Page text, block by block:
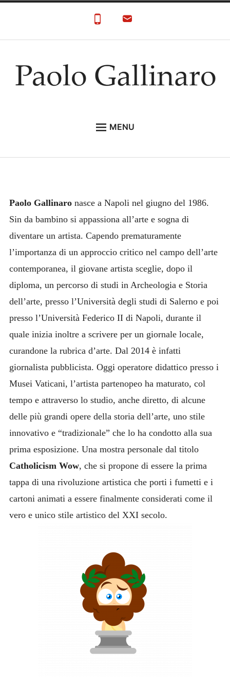
Paolo Gallinaro
MENU
Paolo Gallinaronasce a Napoli nel giugno del 1986.
Sin da bambino si appassiona all’arte e sogna di
diventare un artista. Capendo prematuramente
l’importanza di un approccio critico nel campo dell’arte
contemporanea, il giovane artista sceglie, dopo il
diploma, un percorso di studi in Archeologia e Storia
dell’arte, presso l’Università degli studi di Salerno e poi
presso l’Università Federico II di Napoli, durante il
quale inizia inoltre a scrivere per un giornale locale,
curandone la rubrica d’arte. Dal 2014 è infatti
giornalista pubblicista. Oggi operatore didattico presso i
Musei Vaticani, l’artista partenopeo ha maturato, col
tempo e attraverso lo studio, anche diretto, di alcune
delle più grandi opere della storia dell’arte, uno stile
innovativo e “tradizionale” che lo ha condotto alla sua
prima esposizione. Una mostra personale dal titolo
Catholicism Wow, che si propone di essere la prima
tappa di una rivoluzione artistica che porti i fumetti e i
cartoni animati a essere finalmente considerati come il
vero e unico stile artistico del XXI secolo.